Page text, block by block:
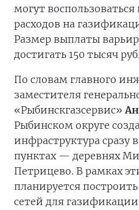
могут
расходов на
Размер выплаты
достигать 150 тысяч
По словам главного
заместителя
«Рыбинскгазсервис»
Рыбинском округе
инфраструктура сразу
пунктах — деревнях
Петрицево. В рамках
планируется
сетей для газификации